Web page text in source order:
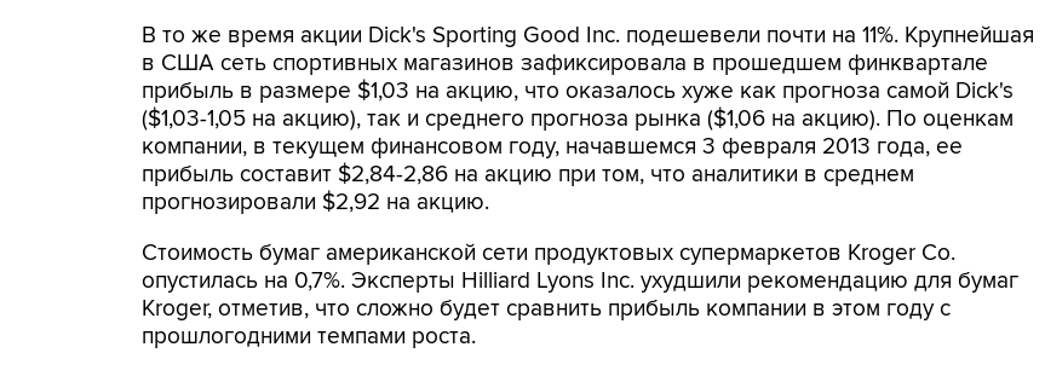
В то же время акции Dick's Sporting Good Inc. подешевели почти на 11%. Крупнейшая
в США сеть спортивных магазинов зафиксировала в прошедшем финквартале
прибыль в размере $1,03 на акцию, что оказалось хуже как прогноза самой Dick's
($1,03-1,05 на акцию), так и среднего прогноза рынка ($1,06 на акцию). По оценкам
компании, в текущем финансовом году, начавшемся 3 февраля 2013 года, ее
прибыль составит $2,84-2,86 на акцию при том, что аналитики в среднем
прогнозировали $2,92 на акцию.
Стоимость бумаг американской сети продуктовых супермаркетов Kroger Co.
опустилась на 0,7%. Эксперты Hilliard Lyons Inc. ухудшили рекомендацию для бумаг
Kroger, отметив, что сложно будет сравнить прибыль компании в этом году с
прошлогодними темпами роста.